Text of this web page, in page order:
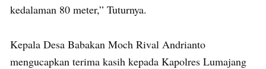
kedalaman 80 meter,” Tuturnya.
Kepala Desa Babakan Moch Rival Andrianto
mengucapkan terima kasih kepada Kapolres Lumajang